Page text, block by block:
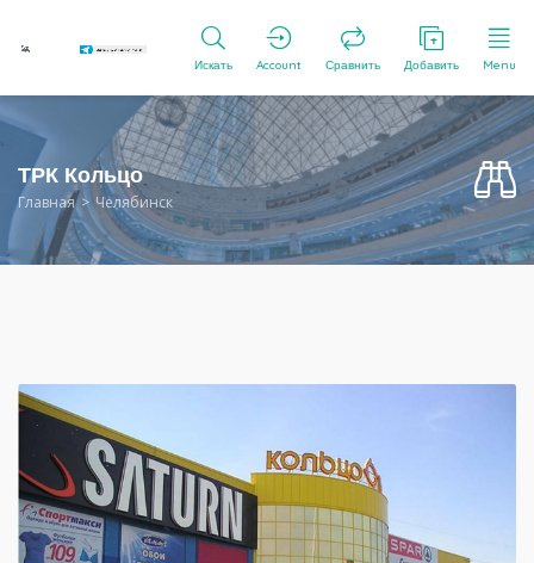
Искать Account Сравнить Добавить Menu
ТРК Кольцо
Главная Челябинск